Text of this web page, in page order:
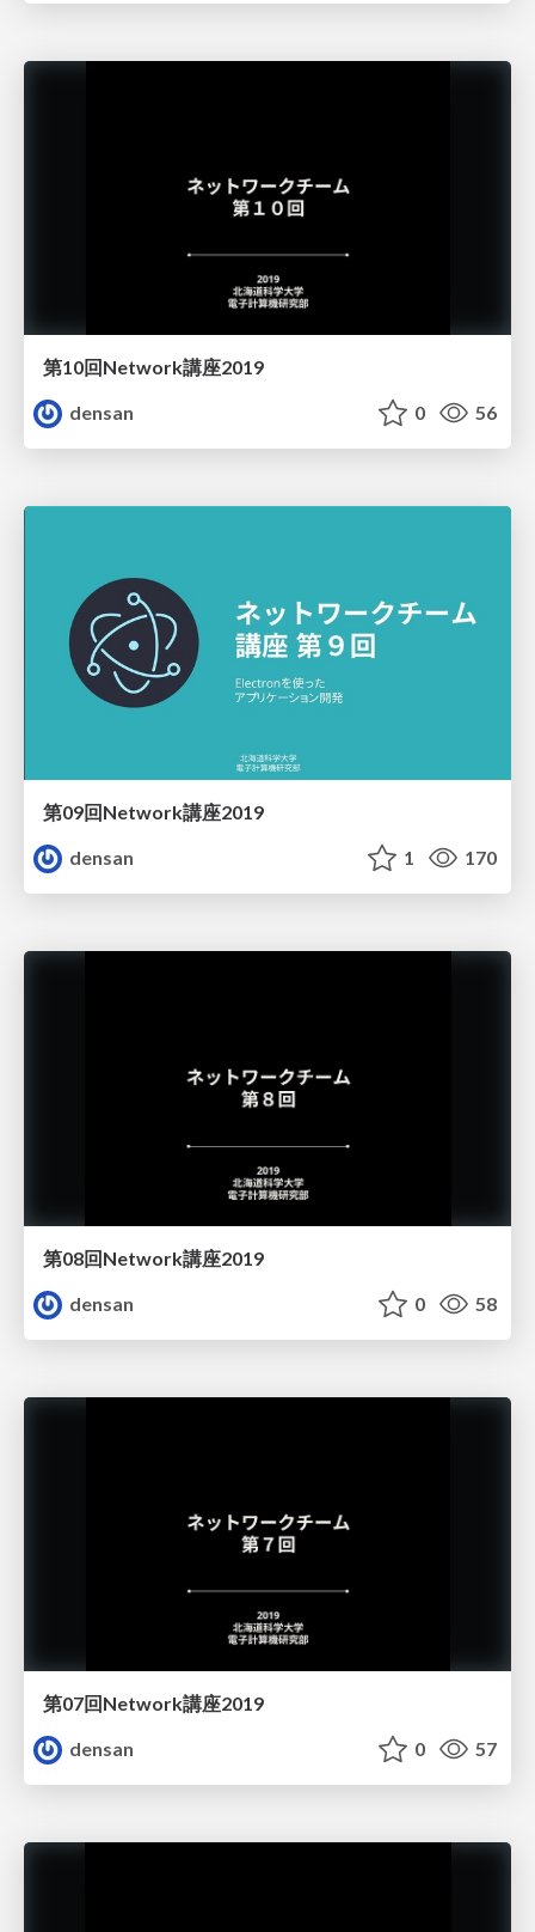
第10回Network講座2019
densan
0 56
第09回Network講座2019
densan
1 170
第08回Network講座2019
densan
0 58
第07回Network講座2019
densan
0 57